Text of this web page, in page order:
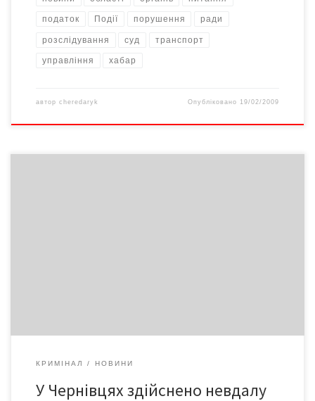
податок Події порушення ради
розслідування суд транспорт
управління хабар
автор cheredaryk Опубліковано 19/02/2009
КРИМІНАЛ НОВИНИ
У Чернівцях здійснено невдалу